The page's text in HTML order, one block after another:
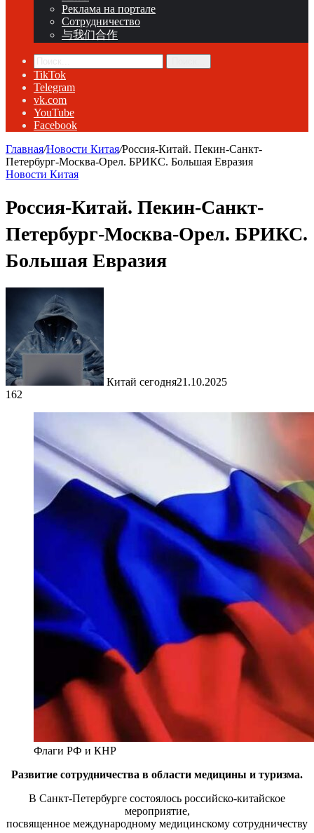
Реклама на портале
Сотрудничество
与我们合作
TikTok
Telegram
vk.com
YouTube
Facebook
Главная/Новости Китая/Россия-Китай. Пекин-Санкт-
Петербург-Москва-Орел. БРИКС. Большая Евразия
Новости Китая
Россия-Китай. Пекин-Санкт-
Петербург-Москва-Орел. БРИКС.
Большая Евразия
Китай сегодня21.10.2025
162
Флаги РФ и КНР
Развитие сотрудничества в области медицины и туризма.
В Санкт-Петербурге состоялось российско-китайское
мероприятие,
посвященное международному медицинскому сотрудничеству